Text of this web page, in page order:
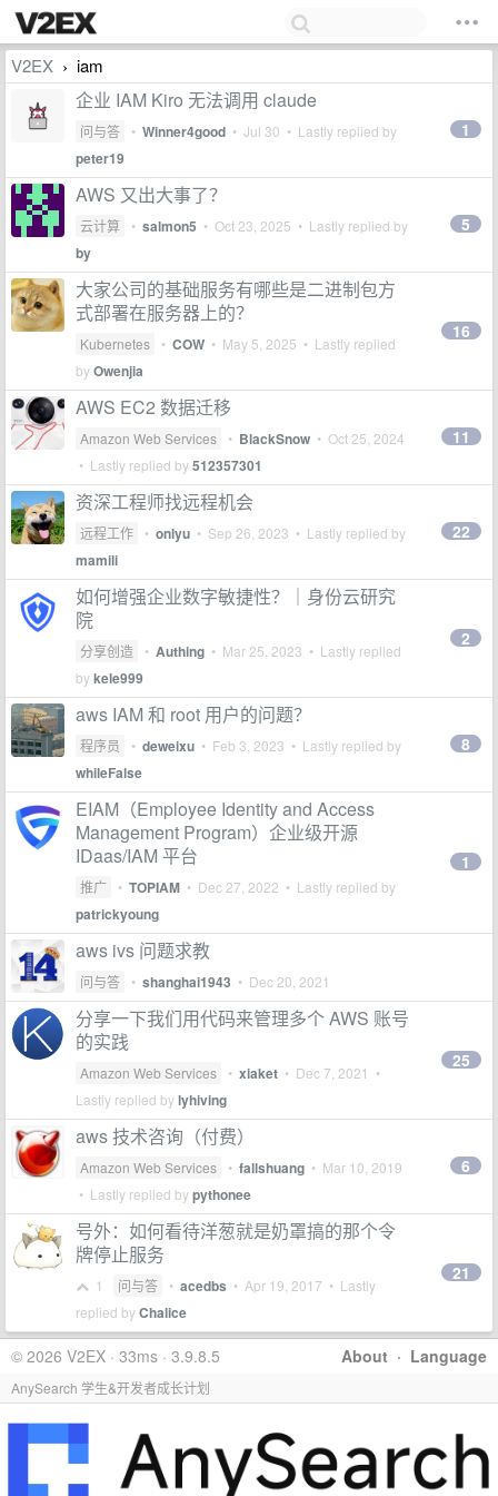
V2EX › iam
企业 IAM Kiro 无法调用 claude
问与答 • Winner4good • Jul 30 • Lastly replied by
peter19
1
AWS 又出大事了？
云计算 • salmon5 • Oct 23, 2025 • Lastly replied by
by
5
大家公司的基础服务有哪些是二进制包方
式部署在服务器上的？
Kubernetes • COW • May 5, 2025 • Lastly replied
byOwenjia
16
AWS EC2 数据迁移
Amazon Web Services • BlackSnow • Oct 25, 2024
• Lastly replied by512357301
11
资深工程师找远程机会
远程工作 • onlyu • Sep 26, 2023 • Lastly replied by
mamili
22
如何增强企业数字敏捷性？｜身份云研究
院
分享创造 • Authing • Mar 25, 2023 • Lastly replied
bykele999
2
aws IAM 和 root 用户的问题？
程序员 • deweixu • Feb 3, 2023 • Lastly replied by
whileFalse
8
EIAM（Employee Identity and Access
Management Program）企业级开源
IDaas/IAM 平台
推广 • TOPIAM • Dec 27, 2022 • Lastly replied by
patrickyoung
1
aws ivs 问题求教
问与答 • shanghai1943 • Dec 20, 2021
分享一下我们用代码来管理多个 AWS 账号
的实践
Amazon Web Services • xiaket • Dec 7, 2021 •
Lastly replied bylyhiving
25
aws 技术咨询（付费）
Amazon Web Services • fallshuang • Mar 10, 2019
• Lastly replied bypythonee
6
号外：如何看待洋葱就是奶罩搞的那个令
牌停止服务
1 问与答 • acedbs • Apr 19, 2017 • Lastly
replied byChalice
21
About · Language
© 2026 V2EX · 33ms · 3.9.8.5
AnySearch 学生&开发者成长计划